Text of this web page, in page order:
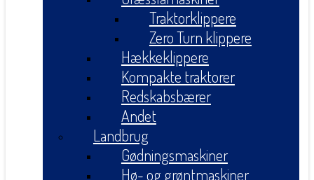
Traktorklippere
Zero Turn klippere
Hækkeklippere
Kompakte traktorer
Redskabsbærer
Andet
Landbrug
Gødningsmaskiner
Hø- og grøntmaskiner